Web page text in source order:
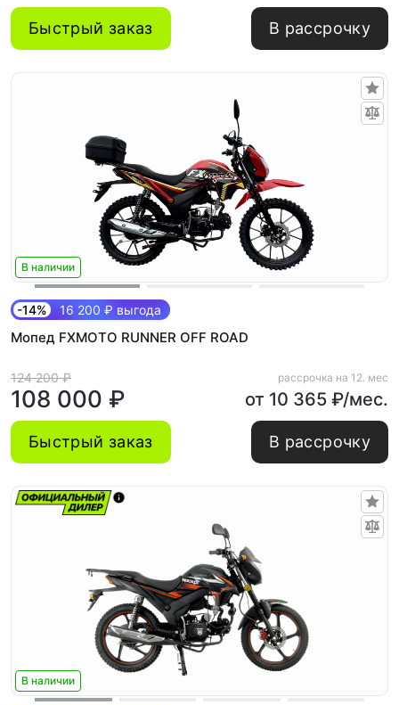
Быстрый заказ В рассрочку
В наличии
-14% 16 200 ₽ выгода
Мопед FXMOTO RUNNER OFF ROAD
124 200 ₽
108 000 ₽
рассрочка на 12. мес
от 10 365 ₽/мес.
Быстрый заказ В рассрочку
В наличии